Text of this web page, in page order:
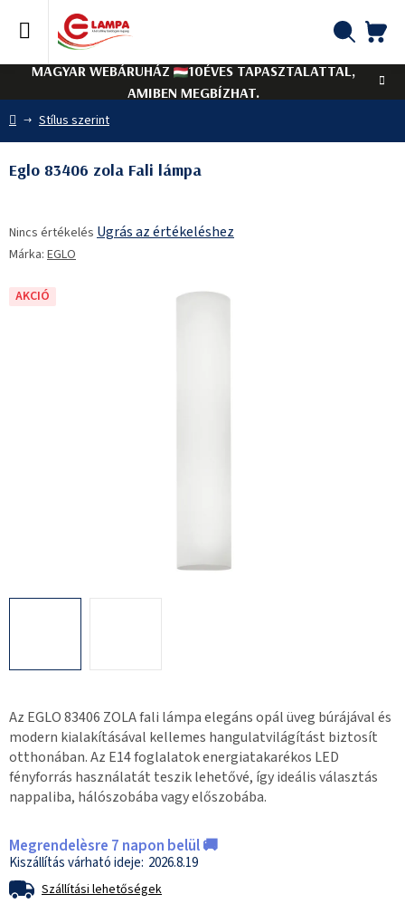
tartalomhoz
MAGYAR WEBÁRUHÁZ
10ÉVES TAPASZTALATTAL,
AMIBEN MEGBÍZHAT.
Kezdőlap
Stílus szerint
Az EGLO 83406 ZOLA fali lámpa elegáns opál üveg búrájával és
modern kialakításával kellemes hangulatvilágítást biztosít
otthonában. Az E14 foglalatok energiatakarékos LED
fényforrás használatát teszik lehetővé, így ideális választás
nappaliba, hálószobába vagy előszobába.
Megrendelèsre 7 napon belül 🚚
2026.8.19
Szállítási lehetőségek
Eglo 83406 zola Fali lámpa
termék
átlagos
5-
Nincs értékelés Ugrás az értékeléshez
Márka: EGLO
AKCIÓ